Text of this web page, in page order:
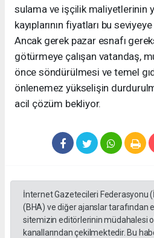
sulama ve işçilik maliyetlerinin
kayıplarının fiyatları bu seviyeye
Ancak gerek pazar esnafı
götürmeye çalışan vatandaş,
önce söndürülmesi ve temel
önlenemez yükselişin
acil çözüm bekliyor.
İnternet Gazetecileri Federasyonu
(BHA) ve diğer ajanslar tarafından
sitemizin editörlerinin müdahalesi
kanallarından çekilmektedir. Bu